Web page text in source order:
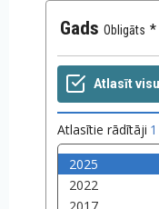
Gads Obligāts
Atlasītie rādītāji 1